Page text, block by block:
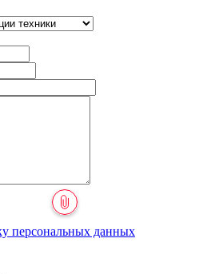
персональных данных